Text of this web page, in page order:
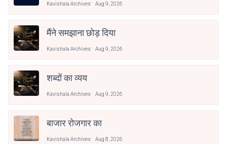
Kavishala Archives Aug 9, 2026
मैंने समझाना छोड़ दिया
Kavishala Archives Aug 9, 2026
शब्दों का व्यय
Kavishala Archives Aug 9, 2026
बाजार रोजगार का
Kavishala Archives Aug 8, 2026